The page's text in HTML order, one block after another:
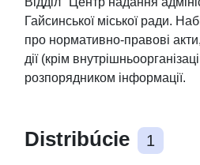
актів,
визначена
засади
політики
Гайсинської міської ради.
про нормативно-правові
дії (крім
розпорядником інформації.
Distribúcie 1